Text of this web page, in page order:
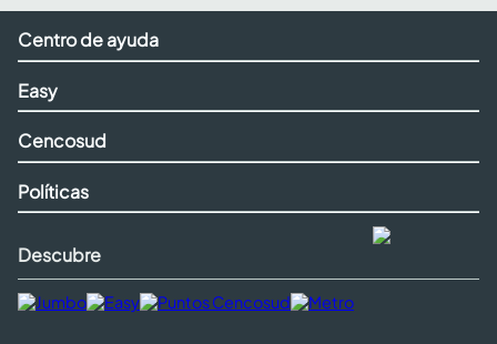
Centro de ayuda
Easy
Cencosud
Políticas
Descubre